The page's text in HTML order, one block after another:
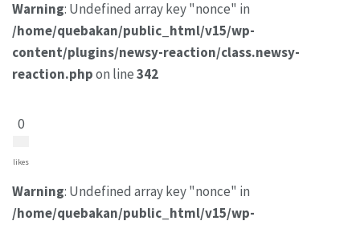
Warning: Undefined array key "nonce" in
/home/quebakan/public_html/v15/wp-
content/plugins/newsy-reaction/class.newsy-
reaction.phpon line342
0
likes
Warning: Undefined array key "nonce" in
/home/quebakan/public_html/v15/wp-